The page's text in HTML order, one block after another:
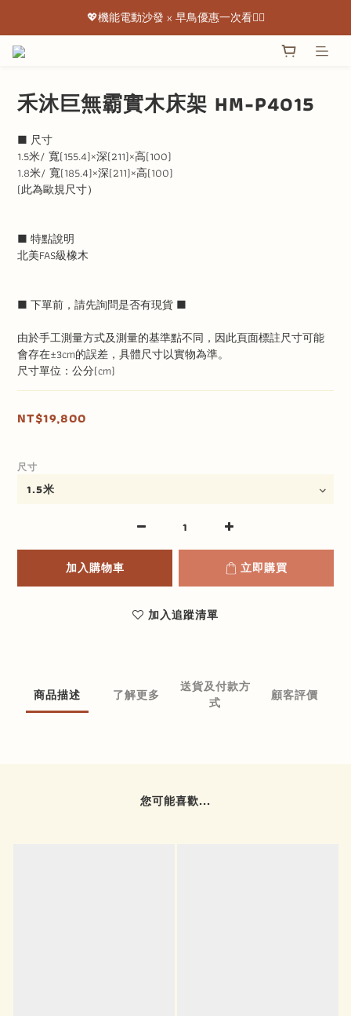
💖機能電動沙發 x 早鳥優惠一次看👇🏻
💖機能電動沙發 x 早鳥優惠一次看👇🏻
禾沐巨無霸實木床架 HM-P4015
■ 尺寸
1.5米/ 寬(155.4)×深(211)×高(100)
1.8米/ 寬(185.4)×深(211)×高(100)
(此為歐規尺寸）
■ 特點說明
北美FAS級橡木
■ 下單前，請先詢問是否有現貨 ■
由於手工測量方式及測量的基準點不同，因此頁面標註尺寸可能
會存在±3cm的誤差，具體尺寸以實物為準。
尺寸單位：公分(cm)
NT$19,800
尺寸
加入購物車 立即購買
加入追蹤清單
商品描述 了解更多
送貨及付款方
式
顧客評價
您可能喜歡...